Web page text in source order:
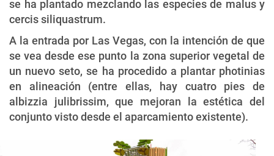
se ha plantado mezclando las especies de malus y
cercis siliquastrum.
A la entrada por Las Vegas, con la intención de que
se vea desde ese punto la zona superior vegetal de
un nuevo seto, se ha procedido a plantar photinias
en alineación (entre ellas, hay cuatro pies de
albizzia julibrissim, que mejoran la estética del
conjunto visto desde el aparcamiento existente).